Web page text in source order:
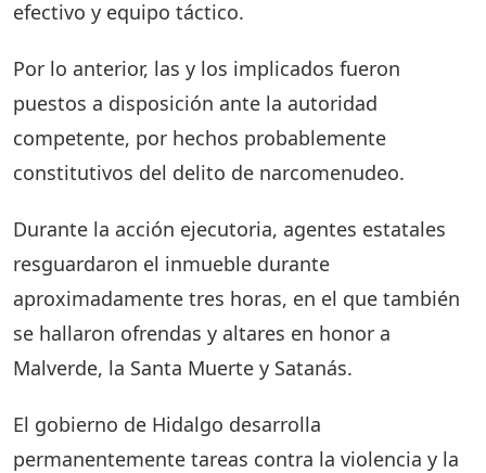
efectivo y equipo táctico.
Por lo anterior, las y los implicados fueron
puestos a disposición ante la autoridad
competente, por hechos probablemente
constitutivos del delito de narcomenudeo.
Durante la acción ejecutoria, agentes estatales
resguardaron el inmueble durante
aproximadamente tres horas, en el que también
se hallaron ofrendas y altares en honor a
Malverde, la Santa Muerte y Satanás.
El gobierno de Hidalgo desarrolla
permanentemente tareas contra la violencia y la